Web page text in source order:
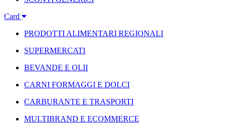
Card
PRODOTTI ALIMENTARI REGIONALI
SUPERMERCATI
BEVANDE E OLII
CARNI FORMAGGI E DOLCI
CARBURANTE E TRASPORTI
MULTIBRAND E ECOMMERCE